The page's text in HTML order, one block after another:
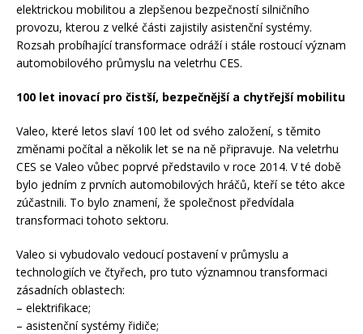
elektrickou mobilitou a zlepšenou bezpečností silničního
provozu, kterou z velké části zajistily asistenční systémy.
Rozsah probíhající transformace odráží i stále rostoucí význam
automobilového průmyslu na veletrhu CES.
100 let inovací pro čistší, bezpečnější a chytřejší mobilitu
Valeo, které letos slaví 100 let od svého založení, s těmito
změnami počítal a několik let se na ně připravuje. Na veletrhu
CES se Valeo vůbec poprvé představilo v roce 2014. V té době
bylo jedním z prvních automobilových hráčů, kteří se této akce
zúčastnili. To bylo znamení, že společnost předvídala
transformaci tohoto sektoru.
Valeo si vybudovalo vedoucí postavení v průmyslu a
technologiích ve čtyřech, pro tuto významnou transformaci
zásadních oblastech:
– elektrifikace;
– asistenční systémy řidiče;